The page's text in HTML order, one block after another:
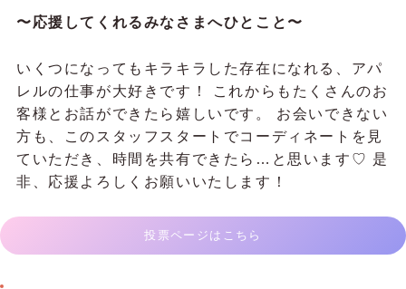
〜応援してくれるみなさまへひとこと〜
いくつになってもキラキラした存在になれる、アパ
レルの仕事が大好きです！ これからもたくさんのお
客様とお話ができたら嬉しいです。 お会いできない
方も、このスタッフスタートでコーディネートを見
ていただき、時間を共有できたら…と思います♡ 是
非、応援よろしくお願いいたします！
投票ページはこちら